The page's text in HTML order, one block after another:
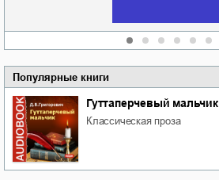
Популярные книги
Гуттаперчевый мальчик
классическая проза